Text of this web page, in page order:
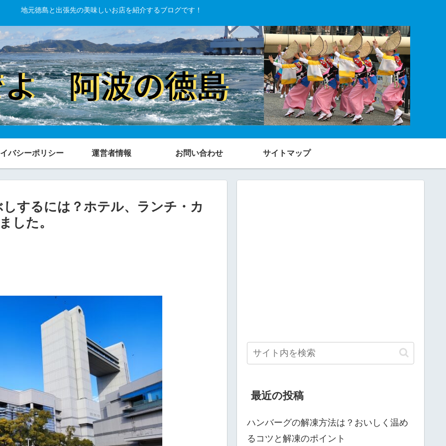
地元徳島と出張先の美味しいお店を紹介するブログです！
バシーポリシー 運営者情報 お問い合わせ サイトマップ
するには？ホテル、ランチ・カ
した。
最近の投稿
ハンバーグの解凍方法は？おいしく温め
るコツと解凍のポイント